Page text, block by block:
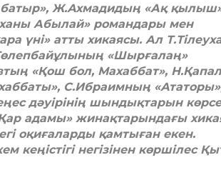
батыр», Ж.Ахмадидың «Ақ
Абылай» романдары мен
үні» атты хикаясы. Ал
«Шыр­ғалаң»
«Қош бол, Махаббат»,
С.Ибраимның
дәуірінің шындықтарын
адамы» жинақтарындағы
оқиғаларды қамтыған екен.
негізінен көршілес